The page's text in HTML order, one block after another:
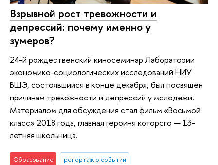
Взрывной рост тревожности и
депрессий: почему именно у
зумеров?
24-й рождественский киносеминар Лаборатории
экономико-социологических исследований НИУ
ВШЭ, состоявшийся в конце декабря, был посвящен
причинам тревожности и депрессий у молодежи.
Материалом для обсуждения стал фильм «Восьмой
класс» 2018 года, главная героиня которого — 13-
летняя школьница.
Образование
репортаж о событии